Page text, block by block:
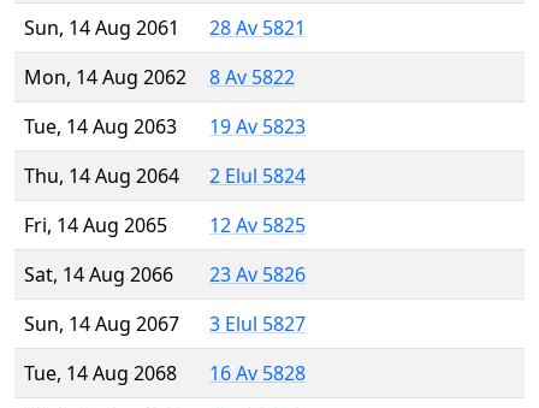
Sun, 14 Aug 2061
28 Av 5821
Mon, 14 Aug 2062
8 Av 5822
Tue, 14 Aug 2063
19 Av 5823
Thu, 14 Aug 2064
2 Elul 5824
Fri, 14 Aug 2065
12 Av 5825
Sat, 14 Aug 2066
23 Av 5826
Sun, 14 Aug 2067
3 Elul 5827
Tue, 14 Aug 2068
16 Av 5828